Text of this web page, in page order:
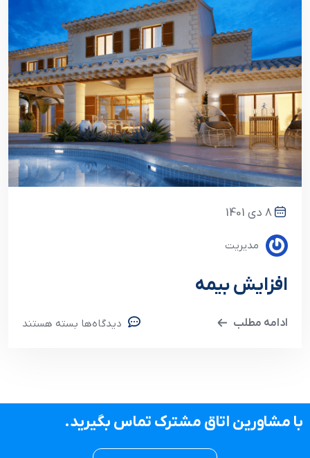
8 دی 1401
مدیریت
افزایش بیمه
ادامه مطلب دیدگاه‌ها بسته هستند
با مشاورین اتاق مشترک تماس بگیرید.